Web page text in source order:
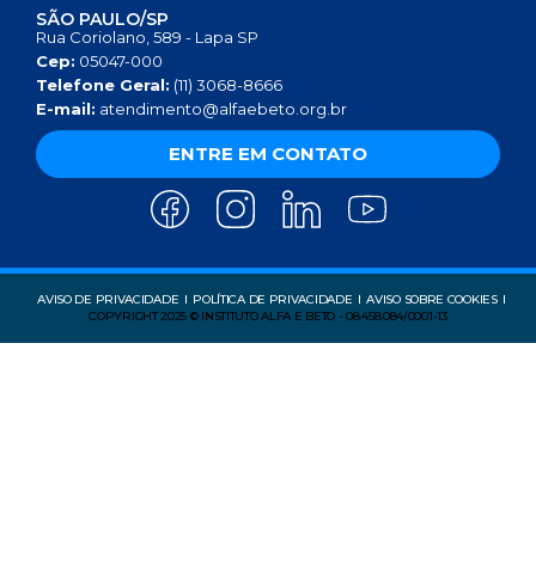
SÃO PAULO/SP
Rua Coriolano, 589 - Lapa SP
Cep: 05047-000
Telefone Geral: (11) 3068-8666
E-mail: atendimento@alfaebeto.org.br
ENTRE EM CONTATO
AVISO DE PRIVACIDADE POLÍTICA DE PRIVACIDADE
AVISO SOBRE COOKIES
COPYRIGHT 2025 © INSTITUTO ALFA E BETO - 08.458.084/0001-13